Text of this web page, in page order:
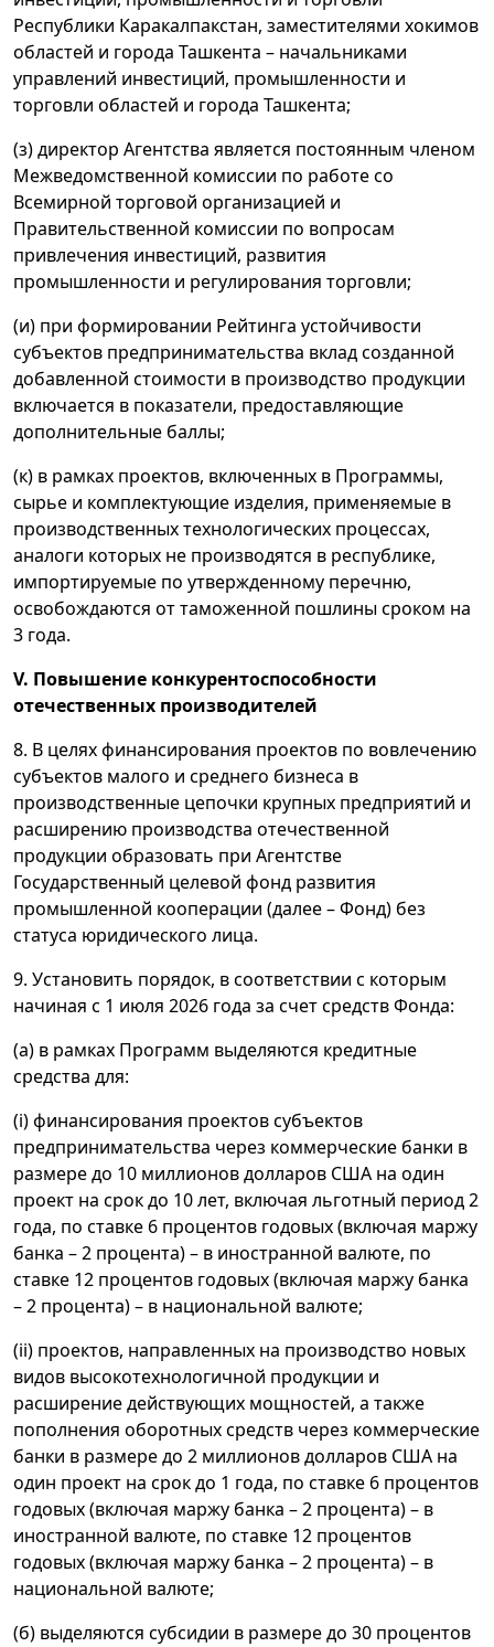
Республики Каракалпакстан, заместителями хокимов
областей и города Ташкента – начальниками
управлений инвестиций, промышленности и
торговли областей и города Ташкента;
(з) директор Агентства является постоянным членом
Межведомственной комиссии по работе со
Всемирной торговой организацией и
Правительственной комиссии по вопросам
привлечения инвестиций, развития
промышленности и регулирования торговли;
(и) при формировании Рейтинга устойчивости
субъектов предпринимательства вклад созданной
добавленной стоимости в производство продукции
включается в показатели, предоставляющие
дополнительные баллы;
(к) в рамках проектов, включенных в Программы,
сырье и комплектующие изделия, применяемые в
производственных технологических процессах,
аналоги которых не производятся в республике,
импортируемые по утвержденному перечню,
освобождаются от таможенной пошлины сроком на
3 года.
V. Повышение конкурентоспособности
отечественных производителей
8. В целях финансирования проектов по вовлечению
субъектов малого и среднего бизнеса в
производственные цепочки крупных предприятий и
расширению производства отечественной
продукции образовать при Агентстве
Государственный целевой фонд развития
промышленной кооперации (далее – Фонд) без
статуса юридического лица.
9. Установить порядок, в соответствии с которым
начиная с 1 июля 2026 года за счет средств Фонда:
(а) в рамках Программ выделяются кредитные
средства для:
(i) финансирования проектов субъектов
предпринимательства через коммерческие банки в
размере до 10 миллионов долларов США на один
проект на срок до 10 лет, включая льготный период 2
года, по ставке 6 процентов годовых (включая маржу
банка – 2 процента) – в иностранной валюте, по
ставке 12 процентов годовых (включая маржу банка
– 2 процента) – в национальной валюте;
(ii) проектов, направленных на производство новых
видов высокотехнологичной продукции и
расширение действующих мощностей, а также
пополнения оборотных средств через коммерческие
банки в размере до 2 миллионов долларов США на
один проект на срок до 1 года, по ставке 6 процентов
годовых (включая маржу банка – 2 процента) – в
иностранной валюте, по ставке 12 процентов
годовых (включая маржу банка – 2 процента) – в
национальной валюте;
(б) выделяются субсидии в размере до 30 процентов